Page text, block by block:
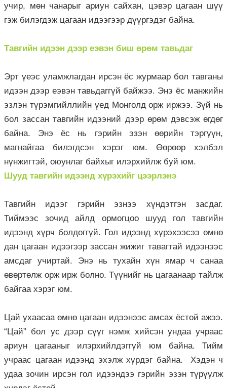
учир, мөн чанарыг ариун сайхан, цэвэр цагаан шүү
гэж билэгдэж цагаан идээгээр дүүргэдэг байна.
Тавгийн идээн дээр еэвэн биш өрөм тавьдаг
Эрт үеэс уламжлагдан ирсэн ёс журмаар бол тавганы
идээн дээр еэвэн тавьдаггүй байжээ. Энэ ёс манжийн
эзлэн түрэмгийллийн үед Монголд орж иржээ. Зүй нь
бол зассан тавгийн идээний дээр өрөм дэвсэж өгдөг
байна. Энэ ёс нь гэрийн эзэн өөрийн тэргүүн,
магнайгаа билэгдсэн хэрэг юм. Өөрөөр хэлбэл
нүнжигтэй, оюунлаг байхыг илэрхийлж буй юм.
Шууд тавгийн идээнд хүрэхийг цээрлэнэ
Тавгийн идээг гэрийн эзнээ хүндэтгэн засдаг.
Тиймээс зочид айлд ормогцоо шууд гол тавгийн
идээнд хүрч болдоггүй. Гол идээнд хүрэхээсээ өмнө
дан цагаан идээгээр зассан жижиг тавагтай идээнээс
амсдаг учиртай. Энэ нь тухайн хүн ямар ч санаа
өвөртөлж орж ирж болно. Түүнийг нь цагаанаар тайлж
байгаа хэрэг юм.
Цай ухаасаа өмнө цагаан идээнээс амсах ёстой ажээ.
“Цай” бол ус дээр сүүг нэмж хийсэн ундаа учраас
ариун цагааныг илэрхийлдэггүй юм байна. Тийм
учраас цагаан идээнд эхэлж хүрдэг байна. Хэдэн ч
удаа зочин ирсэн гол идээндээ гэрийн эзэн түрүүлж